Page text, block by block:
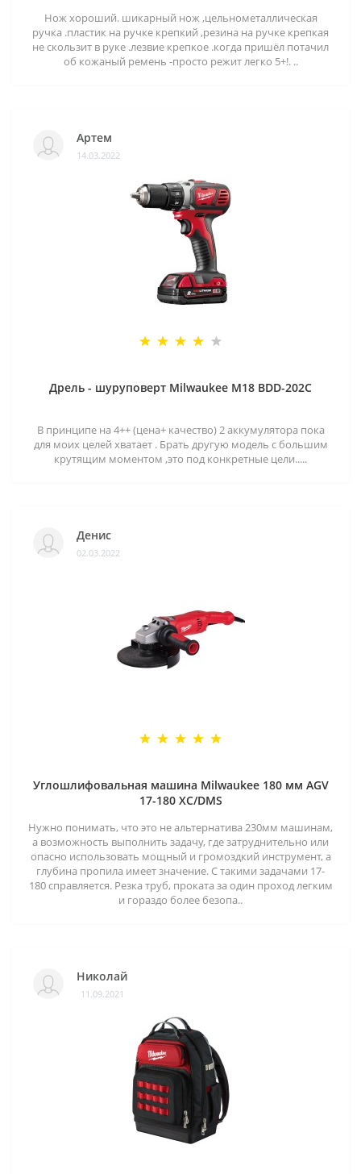
Нож хороший. шикарный нож ,цельнометаллическая
ручка .пластик на ручке крепкий ,резина на ручке крепкая
не скользит в руке .лезвие крепкое .когда пришёл потачил
об кожаный ремень -просто режит легко 5+!. ..
Артем
14.03.2022
Дрель - шуруповерт Milwaukee M18 BDD-202C
В принципе на 4++ (цена+ качество) 2 аккумулятора пока
для моих целей хватает . Брать другую модель с большим
крутящим моментом ,это под конкретные цели.....
Денис
02.03.2022
Углошлифовальная машина Milwaukee 180 мм AGV
17-180 XC/DMS
Нужно понимать, что это не альтернатива 230мм машинам,
а возможность выполнить задачу, где затруднительно или
опасно использовать мощный и громоздкий инструмент, а
глубина пропила имеет значение. С такими задачами 17-
180 справляется. Резка труб, проката за один проход легким
и гораздо более безопа..
Николай
11.09.2021